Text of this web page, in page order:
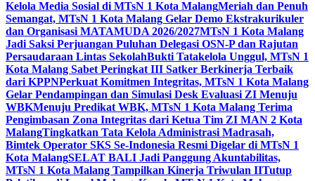
Kelola Media Sosial di MTsN 1 Kota MalangMeriah dan Penuh
Semangat, MTsN 1 Kota Malang Gelar Demo Ekstrakurikuler
dan Organisasi MATAMUDA 2026/2027MTsN 1 Kota Malang
Jadi Saksi Perjuangan Puluhan Delegasi OSN-P dan Rajutan
Persaudaraan Lintas SekolahBukti Tatakelola Unggul, MTsN 1
Kota Malang Sabet Peringkat III Satker Berkinerja Terbaik
dari KPPNPerkuat Komitmen Integritas, MTsN 1 Kota Malang
Gelar Pendampingan dan Simulasi Desk Evaluasi ZI Menuju
WBKMenuju Predikat WBK, MTsN 1 Kota Malang Terima
Pengimbasan Zona Integritas dari Ketua Tim ZI MAN 2 Kota
MalangTingkatkan Tata Kelola Administrasi Madrasah,
Bimtek Operator SKS Se-Indonesia Resmi Digelar di MTsN 1
Kota MalangSELAT BALI Jadi Panggung Akuntabilitas,
MTsN 1 Kota Malang Tampilkan Kinerja Triwulan IITutup